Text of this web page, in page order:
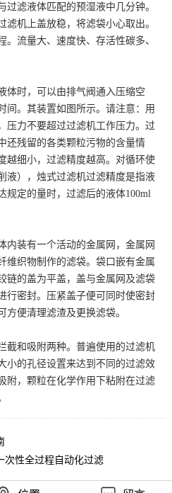
滤液体匹配的预湿液中几分钟。
机上盖放稳，将滤袋小心取出。
流量大、速度快、存活性碳多、
时，可以由排气阀通入压缩空
间。其装置如图所示。请注意：用
压力不要超过过滤机工作压力。过
还残留的各类颗粒污物的含量情
越细小，过滤精度越高。对循环使
液），烛式过滤机过滤精度是指液
规定的量时，过滤后的液体100ml
装有一个活动的金属网，金属网
维织物制作的滤袋。袋口嵌有金属
链的盖为平盖，盖与金属网及滤袋
行密封。压紧盖子便可同时使密封
方便清理滤渣及更换滤袋。
和吸附两种。普遍使用的过滤机
小的孔径设置来达到不同的过滤效
附，颗粒在化学作用下粘附在过滤
次性全过程自动化过滤